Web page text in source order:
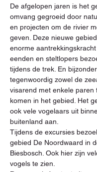
De afgelopen jaren is het
omvang gegroeid door
en projecten om de rivier
geven. Deze nieuwe
enorme
eenden en steltlopers
tijdens de trek. En
tegenwoordig zowel de
visarend met enkele paren
komen in het gebied. Het
ook vele vogelaars uit
buitenland aan.
Tijdens de excursies
gebied De Noordwaard in
Biesbosch. Ook hier zijn
vogels te zien.